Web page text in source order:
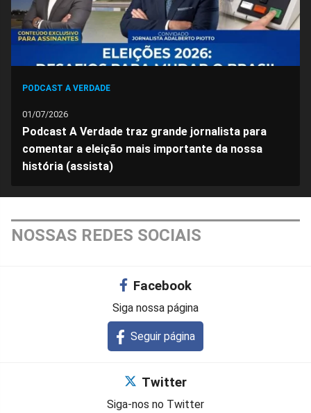
PODCAST A VERDADE
01/07/2026
Podcast A Verdade traz grande jornalista para
comentar a eleição mais importante da nossa
história (assista)
NOSSAS REDES SOCIAIS
Facebook
Siga nossa página
Seguir página
Twitter
Siga-nos no Twitter